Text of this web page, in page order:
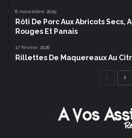
6 novembre 2025
Rôti De Porc Aux Abricots Secs,
Rouges Et Panais
17 février 2026
Rillettes De Maquereaux Au